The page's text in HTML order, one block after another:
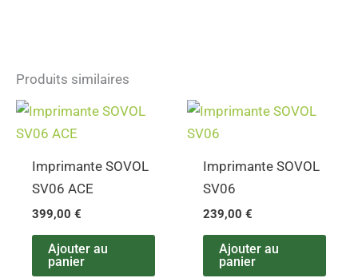
Produits similaires
Imprimante SOVOL
SV06 ACE
399,00€
Ajouter au
panier
Imprimante SOVOL
SV06
239,00€
Ajouter au
panier